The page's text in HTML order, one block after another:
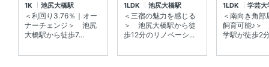
1K 池尻大橋駅
＜利回り3.76％｜オー
ナーチェンジ＞ 池尻
大橋駅から徒歩7...
1LDK 池尻大橋駅
＜三宿の魅力を感じる
＞ 池尻大橋駅から徒
歩12分のリノベーシ...
1LDK 学芸大
＜南向き角
飼育可能♪＞
学駅が徒歩2